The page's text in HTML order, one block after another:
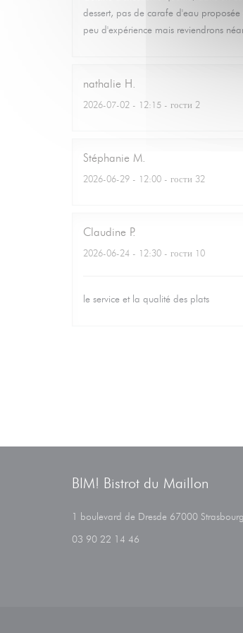
dessert, pas de carafe d'eau
peu d'expérience mais reviendrons
nathalie H
2026-07-02 - 12:15 - гости 2
Stéphanie M
2026-06-29 - 12:00 - гости 32
Claudine P
2026-06-24 - 12:30 - гости 10
le service et la qualité des plats
BIM! Bistrot du Maillon
1 boulevard de Dresde 67000 Strasbourg
03 90 22 14 46